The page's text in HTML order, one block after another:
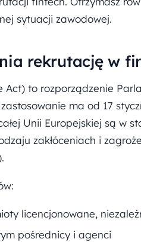
sytuacji zawodowej.
rekrutację w
to rozporządzenie
ma od 17
Unii Europejskiej są w
zakłóceniach i
licencjonowane,
pośrednicy i agenci